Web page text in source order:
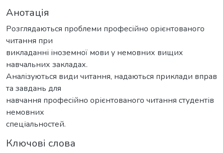
Анотація
Розглядаються проблеми професійно орієнтованого
читання при
викладанні іноземної мови у немовних вищих
навчальних закладах.
Аналізуються види читання, надаються приклади вправ
та завдань для
навчання професійно орієнтованого читання студентів
немовних
спеціальностей.
Ключові слова